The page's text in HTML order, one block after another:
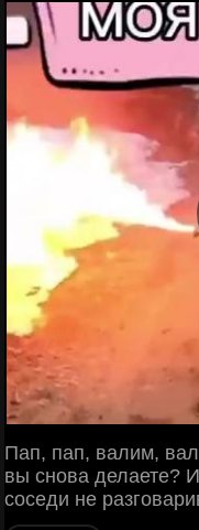
Пап, пап, валим,
вы снова делаете?
соседи не